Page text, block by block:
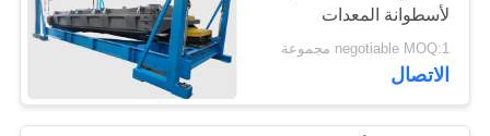
اطلب
اقتباس
شاشة عالية التردد
لأسطوانة المعدات
negotiable MOQ:1 مجموعة
الاتصال